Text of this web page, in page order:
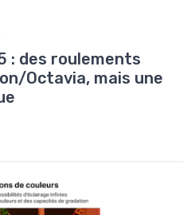
: des roulements
Octavia, mais une